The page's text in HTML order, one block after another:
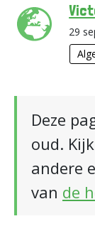
29
Deze
oud.
andere
van de